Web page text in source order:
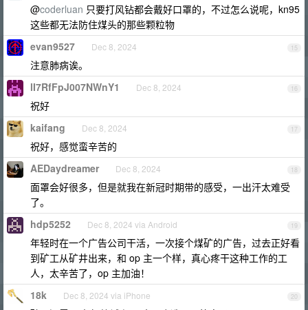
@coderluan 只要打风钻都会戴好口罩的，不过怎么说呢，kn95
这些都无法防住煤头的那些颗粒物
15
evan9527 Dec 8, 2024
注意肺病诶。
16
lI7RfFpJ007NWnY1 Dec 8, 2024
祝好
17
kaifang Dec 8, 2024
祝好，感觉蛮辛苦的
18
AEDaydreamer Dec 8, 2024
面罩会好很多，但是就我在新冠时期带的感受，一出汗太难受
了。
19
hdp5252 Dec 8, 2024 via Android
年轻时在一个广告公司干活，一次接个煤矿的广告，过去正好看
到矿工从矿井出来，和 op 主一个样，真心疼干这种工作的工
人，太辛苦了，op 主加油！
20
18k Dec 8, 2024 via iPhone